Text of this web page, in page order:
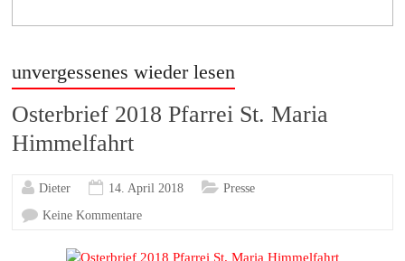
unvergessenes wieder lesen
Osterbrief 2018 Pfarrei St. Maria
Himmelfahrt
Dieter 14. April 2018
Presse
Keine Kommentare